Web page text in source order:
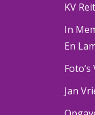
KV
In
En
Jan